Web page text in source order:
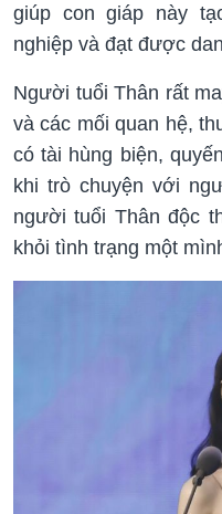
giúp con giáp này
nghiệp và đạt được
Người tuổi Thân rất
và các mối quan hệ,
có tài hùng biện,
khi trò chuyện với
người tuổi Thân độc
khỏi tình trạng một